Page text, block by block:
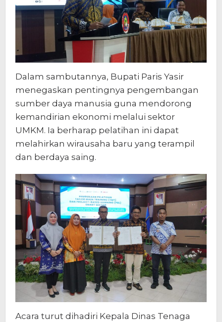
Dalam sambutannya, Bupati Paris Yasir
menegaskan pentingnya pengembangan
sumber daya manusia guna mendorong
kemandirian ekonomi melalui sektor
UMKM. Ia berharap pelatihan ini dapat
melahirkan wirausaha baru yang terampil
dan berdaya saing.
Acara turut dihadiri Kepala Dinas Tenaga